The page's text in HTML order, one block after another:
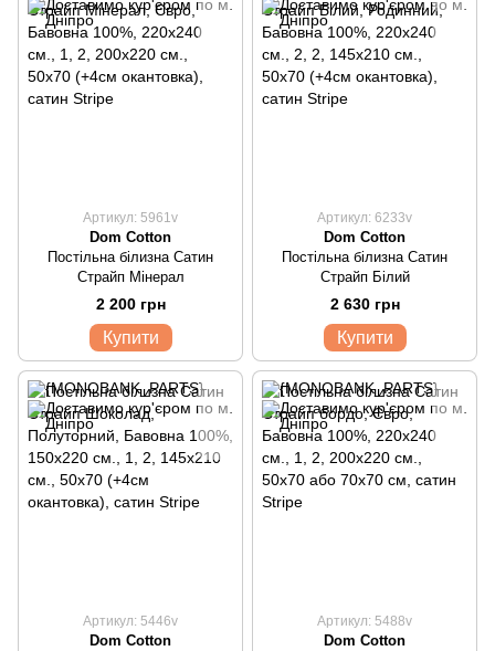
Артикул: 5961v
Dom Cotton
Постільна білизна Сатин
Страйп Мінерал
2 200 грн
Купити
Артикул: 6233v
Dom Cotton
Постільна білизна Сатин
Страйп Білий
2 630 грн
Купити
Артикул: 5446v
Dom Cotton
Артикул: 5488v
Dom Cotton